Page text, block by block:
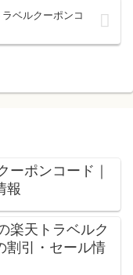
ベルクーポンコ
ーポンコード｜
報
楽天トラベルク
割引・セール情